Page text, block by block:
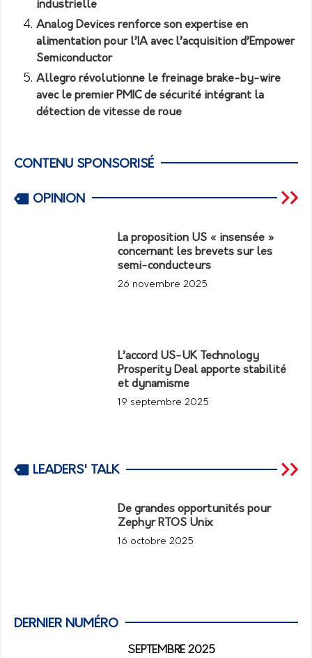
industrielle
Analog Devices renforce son expertise en
alimentation pour l’IA avec l’acquisition d’Empower
Semiconductor
Allegro révolutionne le freinage brake-by-wire
avec le premier PMIC de sécurité intégrant la
détection de vitesse de roue
CONTENU SPONSORISÉ
OPINION
La proposition US « insensée »
concernant les brevets sur les
semi-conducteurs
26 novembre 2025
L’accord US-UK Technology
Prosperity Deal apporte stabilité
et dynamisme
19 septembre 2025
LEADERS' TALK
De grandes opportunités pour
Zephyr RTOS Unix
16 octobre 2025
DERNIER NUMÉRO
SEPTEMBRE 2025